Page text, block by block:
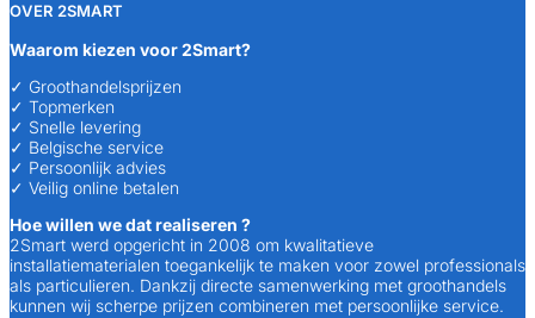
OVER 2SMART
Waarom kiezen voor 2Smart?
✓ Groothandelsprijzen
✓ Topmerken
✓ Snelle levering
✓ Belgische service
✓ Persoonlijk advies
✓ Veilig online betalen
Hoe willen we dat realiseren ?
2Smart werd opgericht in 2008 om kwalitatieve
installatiematerialen toegankelijk te maken voor zowel professionals
als particulieren. Dankzij directe samenwerking met groothandels
kunnen wij scherpe prijzen combineren met persoonlijke service.